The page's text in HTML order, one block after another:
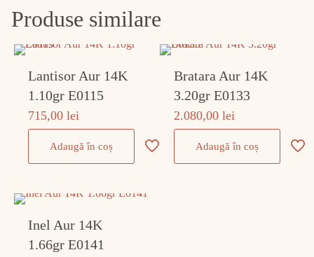
Produse similare
Lantisor Aur 14K
1.10gr E0115
715,00lei
Adaugă în coș
Bratara Aur 14K
3.20gr E0133
2.080,00lei
Adaugă în coș
Inel Aur 14K
1.66gr E0141